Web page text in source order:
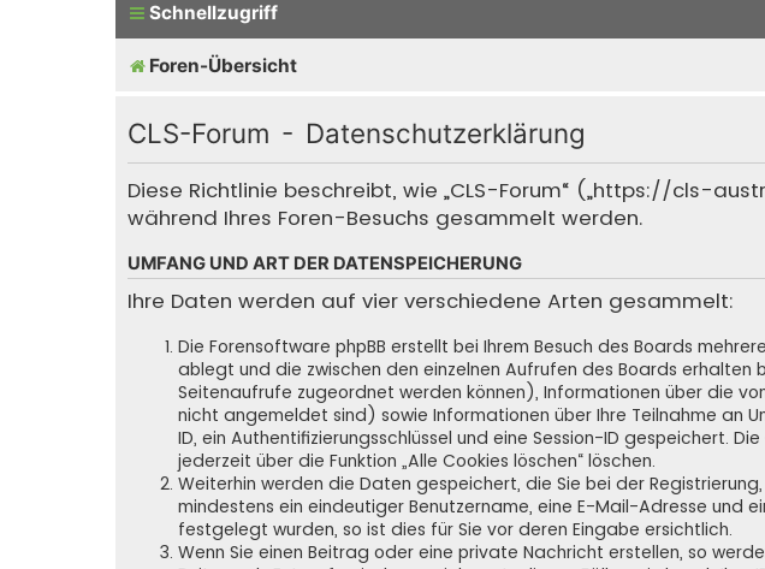
Schnellzugriff
Foren-Übersicht
CLS-Forum - Datenschutzerklärung
Diese Richtlinie beschreibt, wie „CLS-Forum“ („https://cls-
während Ihres Foren-Besuchs gesammelt werden.
UMFANG UND ART DER DATENSPEICHERUNG
Ihre Daten werden auf vier verschiedene Arten gesammelt:
Die Forensoftware phpBB erstellt bei Ihrem Besuch des Boards
ablegt und die zwischen den einzelnen Aufrufen des Boards erhalten
Seitenaufrufe zugeordnet werden können), Informationen über die
nicht angemeldet sind) sowie Informationen über Ihre Teilnahme an
ID, ein Authentifizierungsschlüssel und eine Session-ID gespeichert.
jederzeit über die Funktion „Alle Cookies löschen“ löschen.
Weiterhin werden die Daten gespeichert, die Sie bei der
mindestens ein eindeutiger Benutzername, eine E-Mail-Adresse und
festgelegt wurden, so ist dies für Sie vor deren Eingabe ersichtlich.
Wenn Sie einen Beitrag oder eine private Nachricht erstellen, so